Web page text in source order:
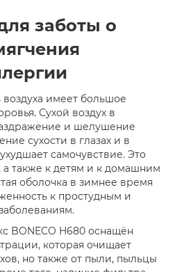
заботы о
имеет большое
Сухой воздух в
и шелушение
сухости в глазах и в
самочувствие. Это
а также к детям и к домашним
оболочка в зимнее время
к простудным и
BONECO H680 оснащён
которая очищает
но также от пыли, пыльцы